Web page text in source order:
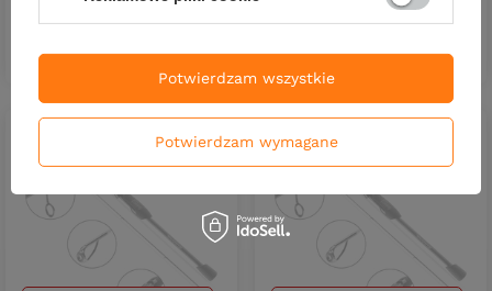
DO KOSZYKA
Ilość produktów
Potwierdzam wymagane
Potwierdzam wszystkie